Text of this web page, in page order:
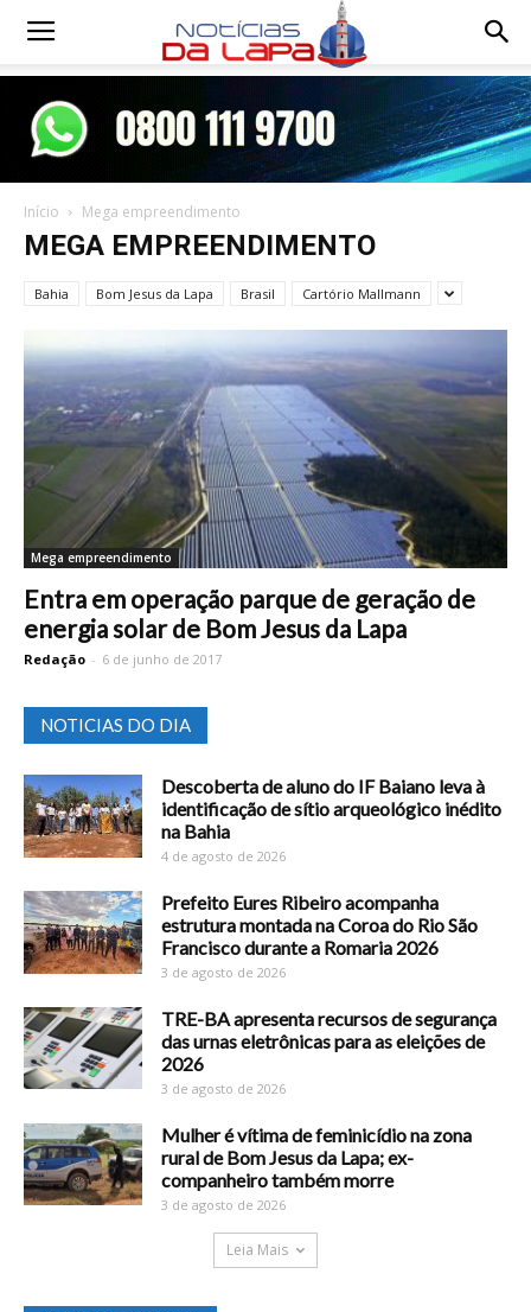
Notícias
Lapa
Início Mega empreendimento
MEGA EMPREENDIMENTO
Bahia Bom Jesus da Lapa Brasil Cartório Mallmann
Mega empreendimento
Entra em operação parque de geração de
energia solar de Bom Jesus da Lapa
Redação - 6 de junho de 2017
NOTICIAS DO DIA
Descoberta de aluno do IF Baiano leva à
identificação de sítio arqueológico inédito
na Bahia
4 de agosto de 2026
Prefeito Eures Ribeiro acompanha
estrutura montada na Coroa do Rio São
Francisco durante a Romaria 2026
3 de agosto de 2026
TRE-BA apresenta recursos de segurança
das urnas eletrônicas para as eleições de
2026
3 de agosto de 2026
Mulher é vítima de feminicídio na zona
rural de Bom Jesus da Lapa; ex-
companheiro também morre
3 de agosto de 2026
Leia Mais